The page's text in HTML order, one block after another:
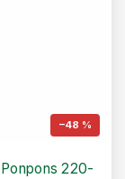
–48 %
220-